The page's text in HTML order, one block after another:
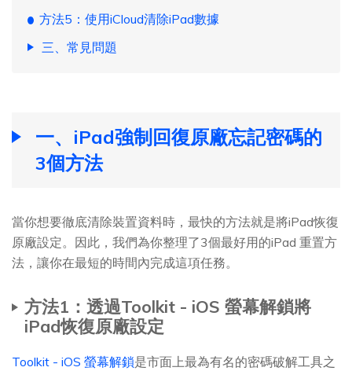
方法5：使用iCloud清除iPad數據
三、常見問題
一、iPad強制回復原廠忘記密碼的
3個方法
當你想要徹底清除裝置資料時，最快的方法就是將iPad恢復
原廠設定。因此，我們為你整理了3個最好用的iPad 重置方
法，讓你在最短的時間內完成這項任務。
方法1：透過Toolkit - iOS 螢幕解鎖將
iPad恢復原廠設定
Toolkit - iOS 螢幕解鎖是市面上最為有名的密碼破解工具之